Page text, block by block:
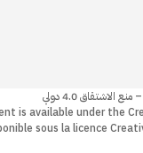
is available under the
sous la licence